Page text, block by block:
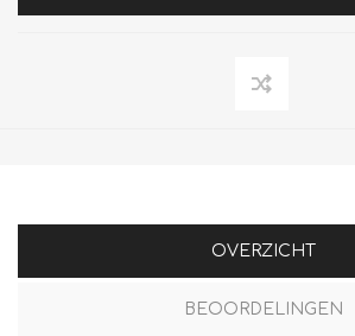
OVERZICHT
BEOORDELINGEN